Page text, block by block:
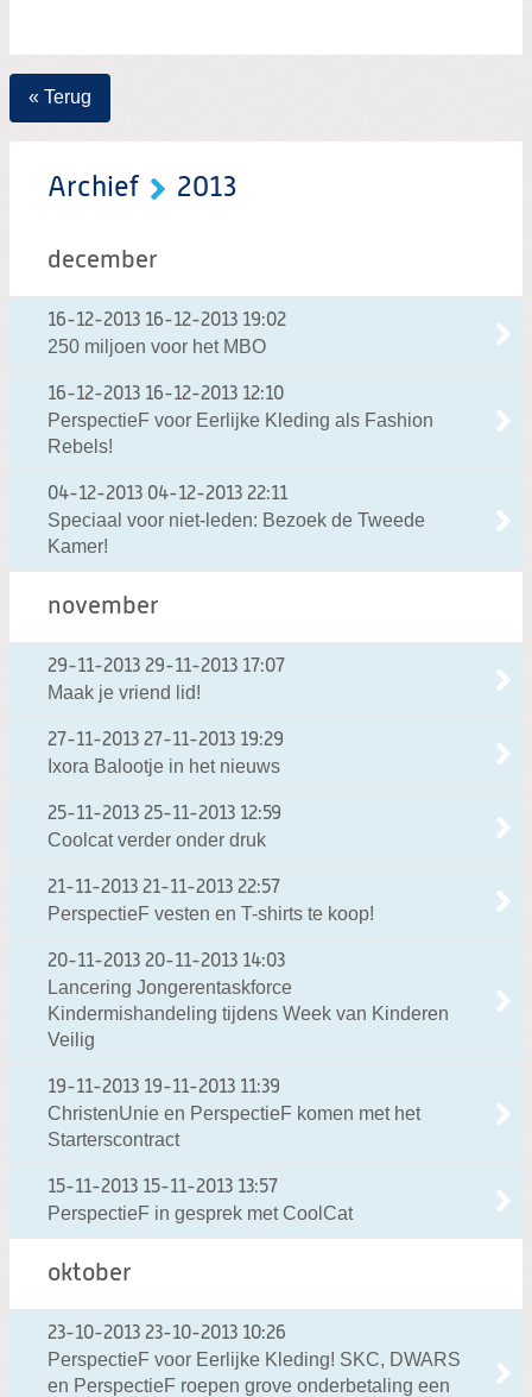
« Terug
Archief 2013
december
16-12-2013 16-12-2013 19:02
250 miljoen voor het MBO
16-12-2013 16-12-2013 12:10
PerspectieF voor Eerlijke Kleding als Fashion
Rebels!
04-12-2013 04-12-2013 22:11
Speciaal voor niet-leden: Bezoek de Tweede
Kamer!
november
29-11-2013 29-11-2013 17:07
Maak je vriend lid!
27-11-2013 27-11-2013 19:29
Ixora Balootje in het nieuws
25-11-2013 25-11-2013 12:59
Coolcat verder onder druk
21-11-2013 21-11-2013 22:57
PerspectieF vesten en T-shirts te koop!
20-11-2013 20-11-2013 14:03
Lancering Jongerentaskforce
Kindermishandeling tijdens Week van Kinderen
Veilig
19-11-2013 19-11-2013 11:39
ChristenUnie en PerspectieF komen met het
Starterscontract
15-11-2013 15-11-2013 13:57
PerspectieF in gesprek met CoolCat
oktober
23-10-2013 23-10-2013 10:26
PerspectieF voor Eerlijke Kleding! SKC, DWARS
en PerspectieF roepen grove onderbetaling een